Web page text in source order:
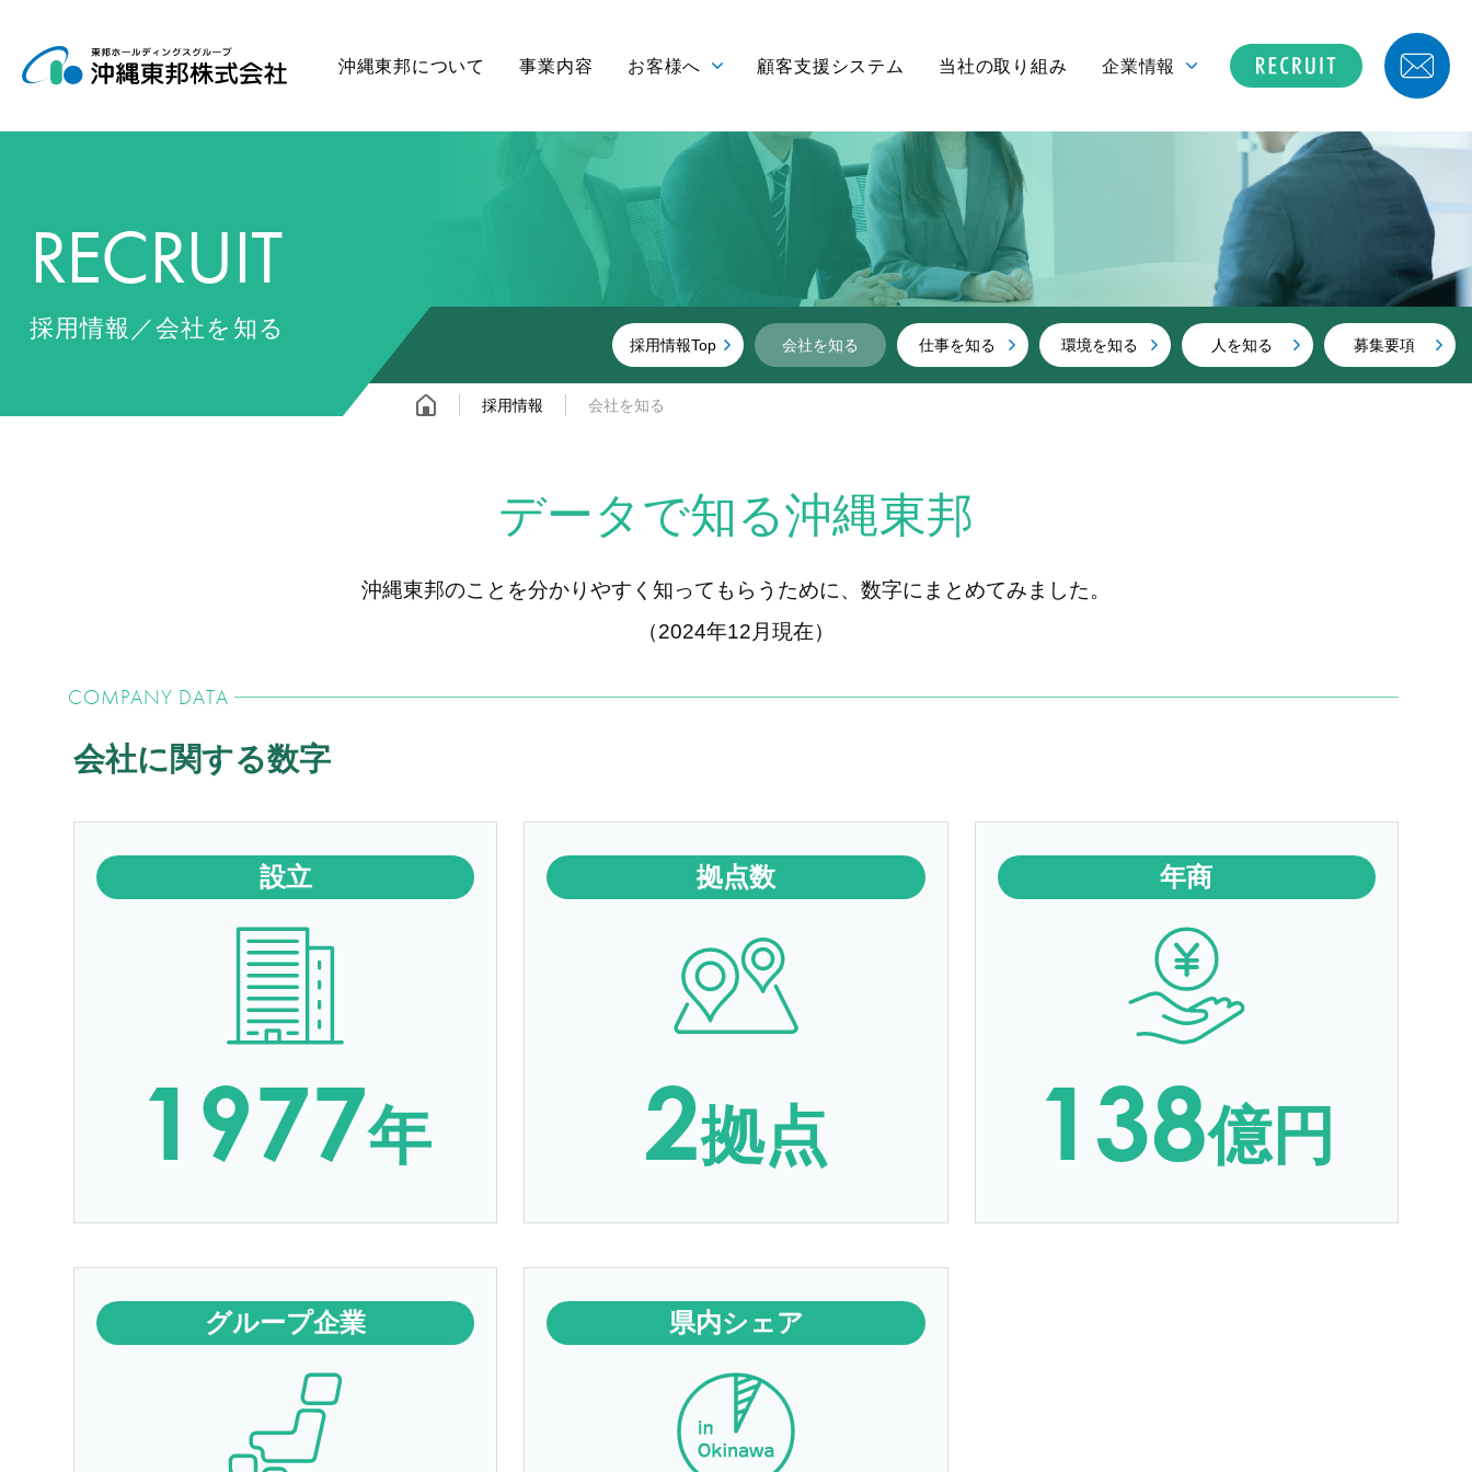
沖縄東邦について 事業内容 お客様へ 顧客支援システム 当社の取り組み 企業情報
RECRUIT
採用情報／会社を知る
採用情報Top 会社を知る 仕事を知る 環境を知る 人を知る 募集要項
採用情報 会社を知る
データで知る沖縄東邦
沖縄東邦のことを分かりやすく知ってもらうために、数字にまとめてみました。
（2024年12月現在）
COMPANY DATA
会社に関する数字
設立
1977年
拠点数
2拠点
年商
138億円
グループ企業 県内シェア